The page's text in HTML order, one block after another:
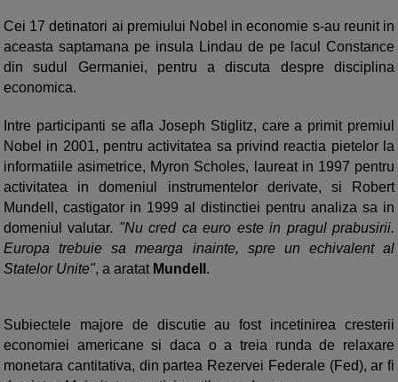
Cei 17 detinatori ai premiului Nobel in economie s-au reunit in
aceasta saptamana pe insula Lindau de pe lacul Constance
din sudul Germaniei, pentru a discuta despre disciplina
economica.
Intre participanti se afla Joseph Stiglitz, care a primit premiul
Nobel in 2001, pentru activitatea sa privind reactia pietelor la
informatiile asimetrice, Myron Scholes, laureat in 1997 pentru
activitatea in domeniul instrumentelor derivate, si Robert
Mundell, castigator in 1999 al distinctiei pentru analiza sa in
domeniul valutar. "Nu cred ca euro este in pragul prabusirii.
Europa trebuie sa mearga inainte, spre un echivalent al
Statelor Unite", a aratat Mundell .
Subiectele majore de discutie au fost incetinirea cresterii
economiei americane si daca o a treia runda de relaxare
monetara cantitativa, din partea Rezervei Federale (Fed), ar fi